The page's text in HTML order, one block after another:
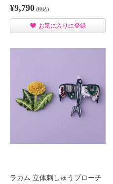
¥9,790 (税込)
お気に入りに登録
ラカム 立体刺しゅうブローチ